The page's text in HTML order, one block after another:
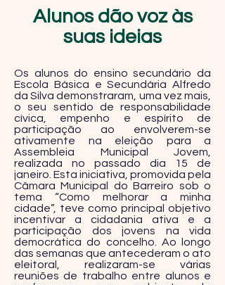
Alunos dão voz às
suas ideias
Os alunos do ensino secundário da
Escola Básica e Secundária Alfredo
da Silva demonstraram, uma vez mais,
o seu sentido de responsabilidade
cívica, empenho e espírito de
participação ao envolverem-se
ativamente na eleição para a
Assembleia Municipal Jovem,
realizada no passado dia 15 de
janeiro. Esta iniciativa, promovida pela
Câmara Municipal do Barreiro sob o
tema “Como melhorar a minha
cidade”, teve como principal objetivo
incentivar a cidadania ativa e a
participação dos jovens na vida
democrática do concelho. Ao longo
das semanas que antecederam o ato
eleitoral, realizaram-se várias
reuniões de trabalho entre alunos e